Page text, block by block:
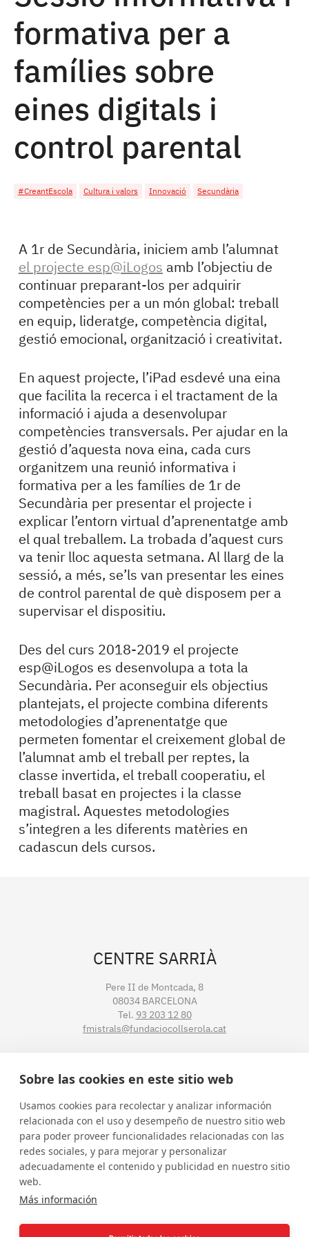
formativa per a
famílies sobre
eines digitals i
control parental
#CreantEscola Cultura i valors Innovació Secundària
A 1r de Secundària, iniciem amb l’alumnat
el projecte esp@iLogos amb l’objectiu de
continuar preparant-los per adquirir
competències per a un món global: treball
en equip, lideratge, competència digital,
gestió emocional, organització i creativitat.
En aquest projecte, l’iPad esdevé una eina
que facilita la recerca i el tractament de la
informació i ajuda a desenvolupar
competències transversals. Per ajudar en la
gestió d’aquesta nova eina, cada curs
organitzem una reunió informativa i
formativa per a les famílies de 1r de
Secundària per presentar el projecte i
explicar l’entorn virtual d’aprenentatge amb
el qual treballem. La trobada d’aquest curs
va tenir lloc aquesta setmana. Al llarg de la
sessió, a més, se’ls van presentar les eines
de control parental de què disposem per a
supervisar el dispositiu.
Des del curs 2018-2019 el projecte
esp@iLogos es desenvolupa a tota la
Secundària. Per aconseguir els objectius
plantejats, el projecte combina diferents
metodologies d’aprenentatge que
permeten fomentar el creixement global de
l’alumnat amb el treball per reptes, la
classe invertida, el treball cooperatiu, el
treball basat en projectes i la classe
magistral. Aquestes metodologies
s’integren a les diferents matèries en
cadascun dels cursos.
CENTRE SARRIÀ
Pere II de Montcada, 8
08034 BARCELONA
Tel. 93 203 12 80
fmistrals@fundaciocollserola.cat
CENTRE TIBIDABO
Lluís Muntadas, 3-5-7
08035 BARCELONA
Tel.93 211 89 54
fmistralt@fundaciocollserola.cat
Sobre las cookies en este sitio web
Usamos cookies para recolectar y analizar información
relacionada con el uso y desempeño de nuestro sitio web
para poder proveer funcionalidades relacionadas con las
redes sociales, y para mejorar y personalizar
adecuadamente el contenido y publicidad en nuestro sitio
web.
Más información